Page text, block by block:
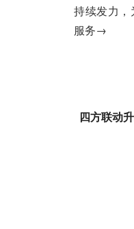
持续发力
服务→
四方联动